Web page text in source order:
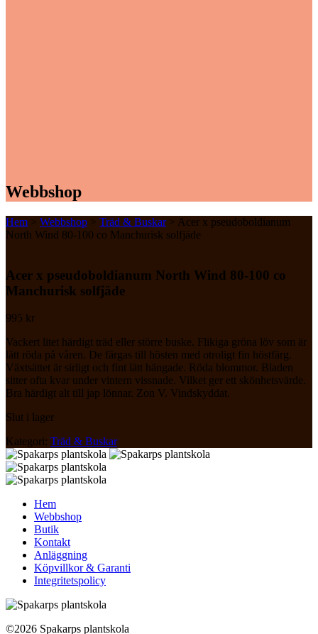
Webbshop
Hem > Webbshop > Träd & Buskar> Acer x pseudoboldianum
North Wind 80-100 co Manchurisk solfjäde
Acer x pseudoboldianum North Wind 80-100 co
Manchurisk solfjäde
995 kr
Vackert litet härdigt träd eller större buske. Flikiga gröna löv som är
lätt röda på våren. De färgas till hösten med otroligt fin höstfärg.
Växtsättet är sirligt och fint lätt hängade. Röda blommor. Bladen
sitter ofta kvar under vintern vissnade. Vilket ger ett skönhetsvärde.
Bra härdigt alt till jap lönnar. Zon V. Vindskyddat.
Slut i lager
Kategori: Träd & Buskar
Hem
Webbshop
Butik
Kontakt
Anläggning
Köpvillkor & Garanti
Integritetspolicy
©2026 Spakarps plantskola